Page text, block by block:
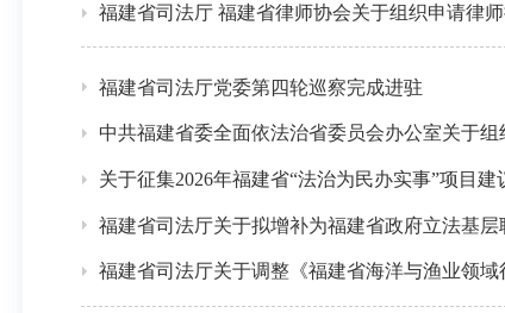
福建省司法厅 福建省律师协会关于组织申请律
福建省司法厅党委第四轮巡察完成进驻
中共福建省委全面依法治省委员会办公室关于
关于征集2026年福建省“法治为民办实事”项目建
福建省司法厅关于拟增补为福建省政府立法基
福建省司法厅关于调整《福建省海洋与渔业领